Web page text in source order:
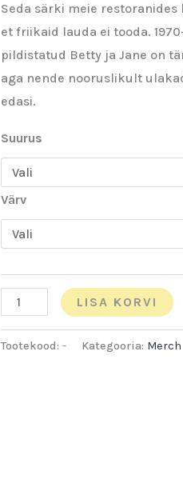
Seda särki meie
et friikaid lauda ei tooda.
pildistatud Betty ja Jane on
aga nende nooruslikult
edasi.
Suurus
Värv
LISA KORVI
Tootekood:- Kategooria: Merch